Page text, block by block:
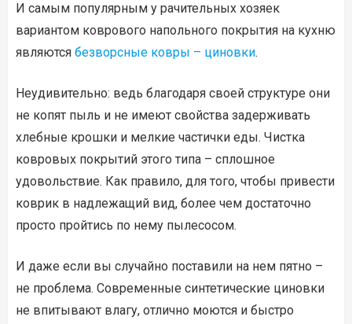
И самым популярным у рачительных хозяек
вариантом коврового напольного покрытия на кухню
являются безворсные ковры – циновки.
Неудивительно: ведь благодаря своей структуре они
не копят пыль и не имеют свойства задерживать
хлебные крошки и мелкие частички еды. Чистка
ковровых покрытий этого типа – сплошное
удовольствие. Как правило, для того, чтобы привести
коврик в надлежащий вид, более чем достаточно
просто пройтись по нему пылесосом.
И даже если вы случайно поставили на нем пятно –
не проблема. Современные синтетические циновки
не впитывают влагу, отлично моются и быстро